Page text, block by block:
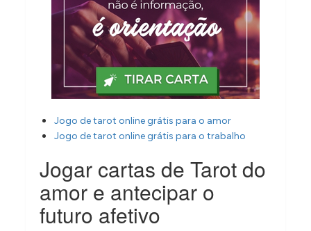
Jogo de tarot online grátis para o amor
Jogo de tarot online grátis para o trabalho
Jogar cartas de Tarot do
amor e antecipar o
futuro afetivo